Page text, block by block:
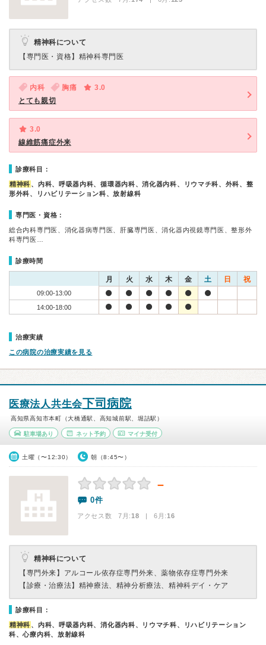
精神科について
【専門医・資格】 精神科専門医
内科 胸痛
3.0
とても親切
3.0
線維筋痛症外来
診療科目：
精神科 、内科、呼吸器内科、循環器内科、消化器内科、リウマチ科、外科、整
形外科、リハビリテーション科、放射線科
専門医・資格：
総合内科専門医、消化器病専門医、肝臓専門医、消化器内視鏡専門医、整形外
科専門医…
診療時間
月 火 水 木 金 土 日 祝
09:00-13:00
14:00-18:00
治療実績
この病院の治療実績を見る
医療法人共生会下司病院
高知県高知市本町（大橋通駅、高知城前駅、堀詰駅）
駐車場あり ネット予約 マイナ受付
土曜（〜12:30） 朝（8:45〜）
－
0件
アクセス数 7月:18 | 6月:16
精神科について
【専門外来】 アルコール依存症専門外来、薬物依存症専門外来
【診療・治療法】 精神療法、精神分析療法、精神科デイ・ケア
診療科目：
精神科 、内科、呼吸器内科、消化器内科、リウマチ科、リハビリテーション
科、心療内科、放射線科